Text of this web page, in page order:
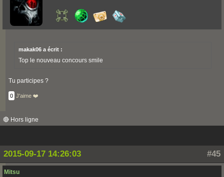
makak06 a écrit :
Top le nouveau concours smile
Tu participes ?
0 J'aime ❤️
🔴 Hors ligne
#45
2015-09-17 14:26:03
Mitsu